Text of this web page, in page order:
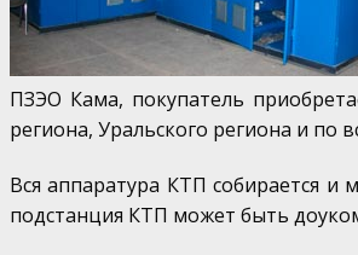
ПЗЭО Кама, покупатель
региона, Уральского региона и по
Вся аппаратура КТП собирается
подстанция КТП может быть